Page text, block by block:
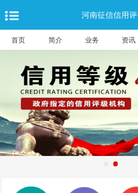
河南征信信用
首页 简介 业务 资讯